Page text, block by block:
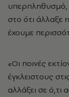
υπερπληθυσμό,
στο ότι άλλαξε
έχουμε
«Οι ποινές
έγκλειστους
αλλάξει σε ό,τι